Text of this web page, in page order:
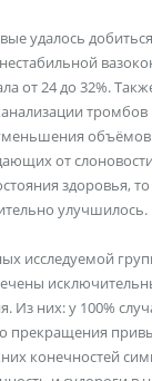
удалось
от 24 до 32%.
тромбов
от
здоровья,
улучшилось.
исследуемой
Из них: у 100%
прекращения
конечностей